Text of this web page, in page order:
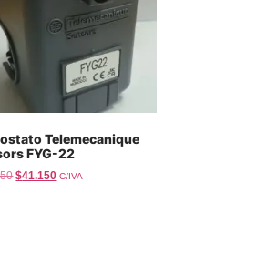
Telemecanique
FYG-22
$41.150 C/IVA